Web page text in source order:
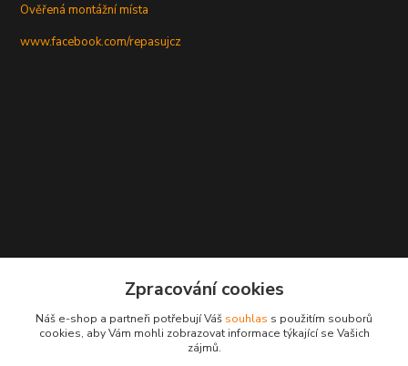
Ověřená montážní místa
www.facebook.com/repasujcz
Zpracování cookies
Náš e-shop a partneři potřebují Váš souhlas s použitím souborů
cookies, aby Vám mohli zobrazovat informace týkající se Vašich
zájmů.